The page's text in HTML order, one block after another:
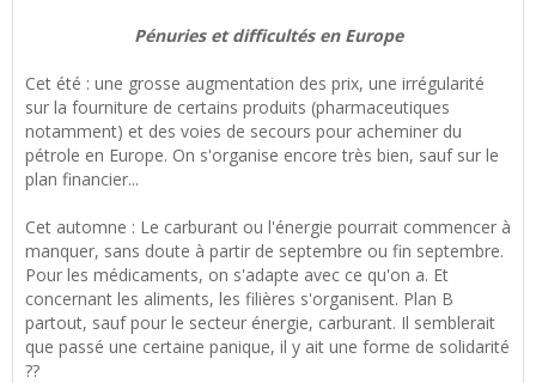
Pénuries et difficultés en Europe
Cet été : une grosse augmentation des prix, une irrégularité
sur la fourniture de certains produits (pharmaceutiques
notamment) et des voies de secours pour acheminer du
pétrole en Europe. On s'organise encore très bien, sauf sur le
plan financier...
Cet automne : Le carburant ou l'énergie pourrait commencer à
manquer, sans doute à partir de septembre ou fin septembre.
Pour les médicaments, on s'adapte avec ce qu'on a. Et
concernant les aliments, les filières s'organisent. Plan B
partout, sauf pour le secteur énergie, carburant. Il semblerait
que passé une certaine panique, il y ait une forme de solidarité
??